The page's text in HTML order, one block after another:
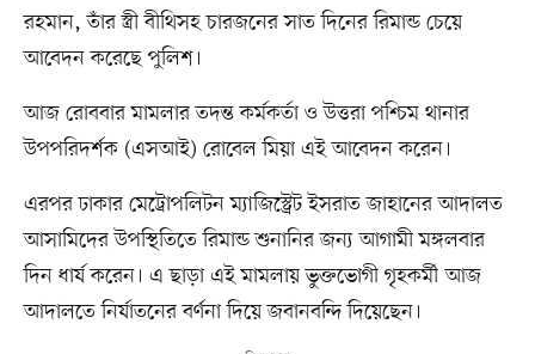
রহমান, তাঁর স্ত্রী বীথিসহ চারজনের সাত দিনের রিমান্ড চেয়ে
আবেদন করেছে পুলিশ।
আজ রোববার মামলার তদন্ত কর্মকর্তা ও উত্তরা পশ্চিম থানার
উপপরিদর্শক (এসআই) রোবেল মিয়া এই আবেদন করেন।
এরপর ঢাকার মেট্রোপলিটন ম্যাজিস্ট্রেট ইসরাত জাহানের আদালত
আসামিদের উপস্থিতিতে রিমান্ড শুনানির জন্য আগামী মঙ্গলবার
দিন ধার্য করেন। এ ছাড়া এই মামলায় ভুক্তভোগী গৃহকর্মী আজ
আদালতে নির্যাতনের বর্ণনা দিয়ে জবানবন্দি দিয়েছেন।